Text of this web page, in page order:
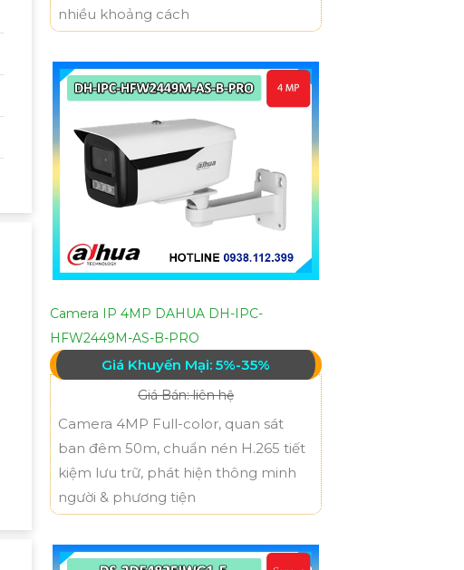
nhiều khoảng cách
Camera IP 4MP DAHUA DH-IPC-
HFW2449M-AS-B-PRO
Giá Khuyến Mại: 5%-35%
Giá Bán: liên hệ
Camera 4MP Full-color, quan sát
ban đêm 50m, chuẩn nén H.265 tiết
kiệm lưu trữ, phát hiện thông minh
người & phương tiện